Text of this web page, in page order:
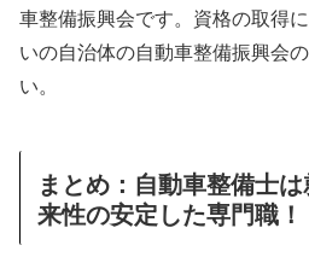
車整備振興会です。資格の取得
いの自治体の自動車整備振興会
い。
まとめ：自動車整備士
来性の安定した専門職！